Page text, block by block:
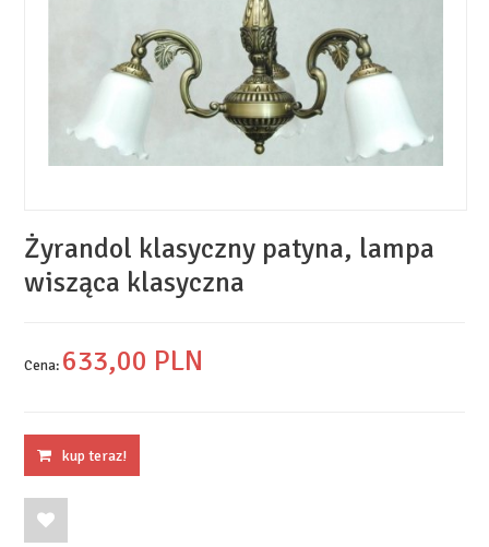
Żyrandol klasyczny patyna, lampa
wisząca klasyczna
Cena: 633,00 PLN
kup teraz!